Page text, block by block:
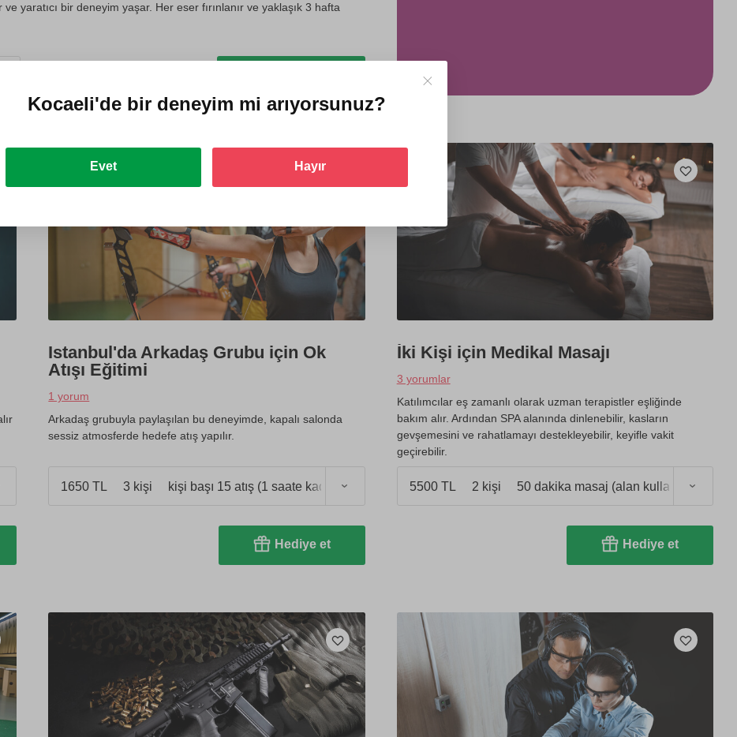
yaratıcı bir deneyim yaşar. Her eser fırınlanır ve yaklaşık 3 hafta
Istanbul'da Arkadaş Grubu için Ok
Atışı Eğitimi
1 yorum
Arkadaş grubuyla paylaşılan bu deneyimde, kapalı salonda
sessiz atmosferde hedefe atış yapılır.
1650 TL 3 kişi kişi başı 15 atış (1 saate kadar)
Hediye et
İki Kişi için Medikal Masajı
3 yorumlar
Katılımcılar eş zamanlı olarak uzman terapistler eşliğinde
bakım alır. Ardından SPA alanında dinlenebilir, kasların
gevşemesini ve rahatlamayı destekleyebilir, keyifle vakit
geçirebilir.
5500 TL 2 kişi 50 dakika masaj (alan kullanımı 1 saat)
Hediye et
Kocaeli'de bir deneyim mi arıyorsunuz?
Evet Hayır